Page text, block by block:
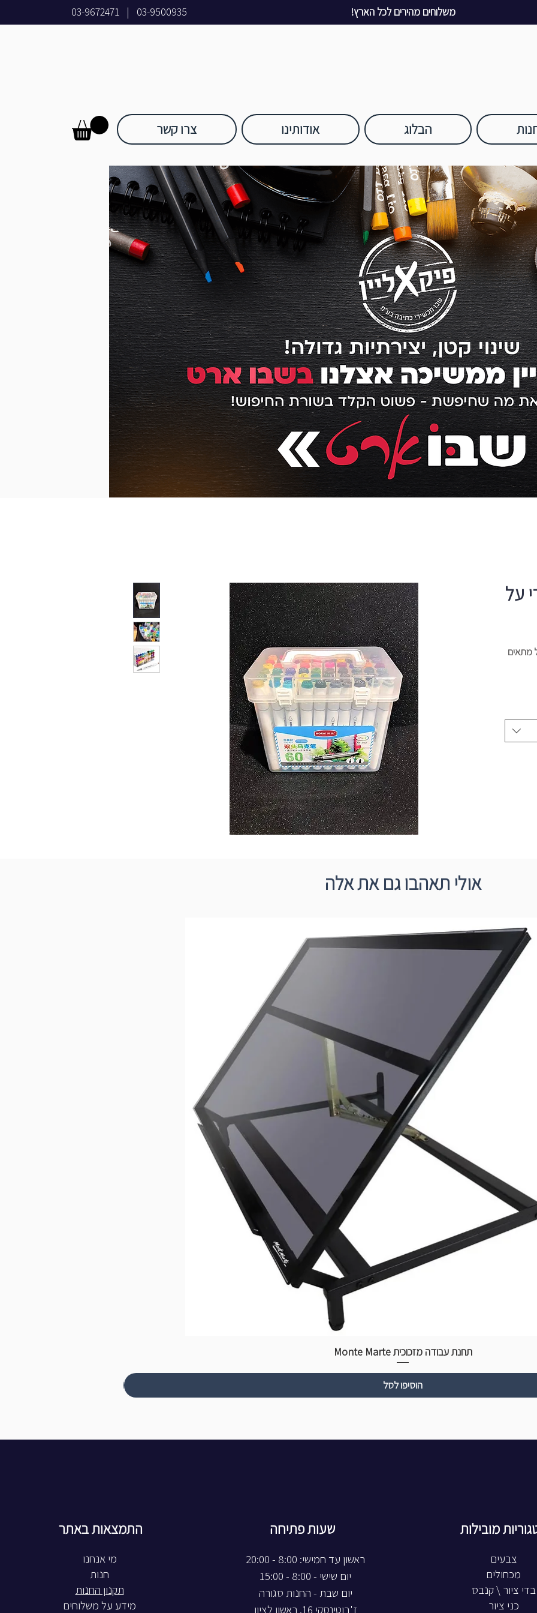
03-9500935
|
03-9672471 משלוחים מהירים לכל הארץ!
הבלוג אודותינו צרו קשר
על
מתאים
אולי תאהבו גם את אלה
תחנת עבודה מזכוכית Monte Marte
הוסיפו לסל
התמצאות באתר
חנות
תקנון החנות
מידע על משלוחים
שעות פתיחה
ראשון עד חמישי: 8:00 - 20:00
יום שישי - 8:00 - 15:00
יום שבת - החנות סגורה
ז'בוטינסקי 16, ראשון לציון
מובילות
צבעים
מכחולים
בדי ציור \ קנבס
כני ציור